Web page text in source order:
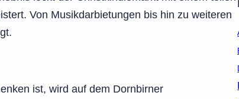
Von Musikdarbietungen bis hin zu weiteren
ist, wird auf dem Dornbirner